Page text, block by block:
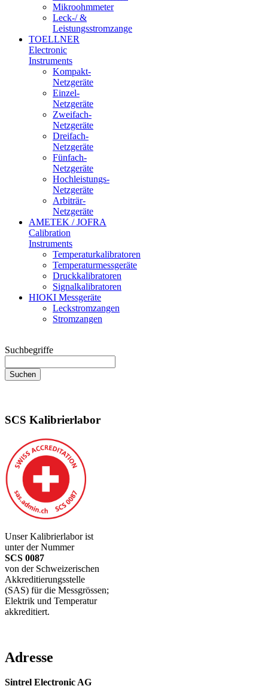
Mikroohmmeter
Leck-/ &
Leistungsstromzange
TOELLNER
Electronic
Instruments
Kompakt-
Netzgeräte
Einzel-
Netzgeräte
Zweifach-
Netzgeräte
Dreifach-
Netzgeräte
Fünfach-
Netzgeräte
Hochleistungs-
Netzgeräte
Arbiträr-
Netzgeräte
AMETEK / JOFRA
Calibration
Instruments
Temperaturkalibratoren
Temperaturmessgeräte
Druckkalibratoren
Signalkalibratoren
HIOKI Messgeräte
Leckstromzangen
Stromzangen
Suchbegriffe
SCS Kalibrierlabor
Unser Kalibrierlabor ist
unter der Nummer
SCS 0087
von der Schweizerischen
Akkreditierungsstelle
(SAS) für die Messgrössen;
Elektrik und Temperatur
akkreditiert.
Adresse
Sintrel Electronic AG